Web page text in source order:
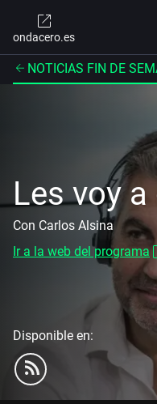
ondacero.es
NOTICIAS FIN DE
Con Carlos Alsina
Ir a la web del programa
Disponible en: